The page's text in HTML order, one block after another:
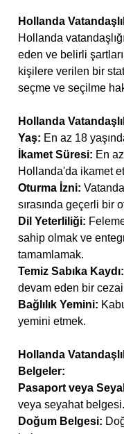
Hollanda
Hollanda
eden ve belirli
kişilere verilen bir
seçme ve seçilme
Hollanda
Yaş: En az 18
İkamet Süresi: En
Hollanda'da ikamet
Oturma İzni:
sırasında geçerli bir
Dil Yeterliliği:
sahip olmak ve
tamamlamak.
Temiz Sabıka Kaydı:
devam eden bir cezai
Bağlılık Yemini:
yemini etmek.
Hollanda
Belgeler:
Pasaport veya
veya seyahat belgesi.
Doğum Belgesi: